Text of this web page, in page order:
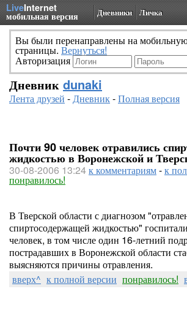
LiveInternet
мобильная версия Дневники Личка
Вы были перенаправлены на
страницы. Вернуться!
Авторизация
Дневник dunaki
Лента друзей -Дневник-Полная версия
Почти 90 человек отравились
жидкостью в Воронежской и
30-08-2006 13:24к комментариям-к
понравилось!
В Тверской области с диагнозом
спиртосодержащей жидкостью"
человек, в том числе один 16-летний
пострадавших в Воронежской области
выясняются причины отравления.
вверх^ к полной версии понравилось!